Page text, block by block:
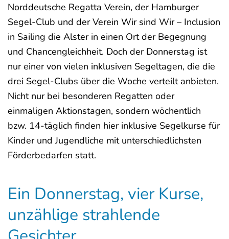
Norddeutsche Regatta Verein, der Hamburger
Segel-Club und der Verein Wir sind Wir – Inclusion
in Sailing die Alster in einen Ort der Begegnung
und Chancengleichheit. Doch der Donnerstag ist
nur einer von vielen inklusiven Segeltagen, die die
drei Segel-Clubs über die Woche verteilt anbieten.
Nicht nur bei besonderen Regatten oder
einmaligen Aktionstagen, sondern wöchentlich
bzw. 14-täglich finden hier inklusive Segelkurse für
Kinder und Jugendliche mit unterschiedlichsten
Förderbedarfen statt.
Ein Donnerstag, vier Kurse,
unzählige strahlende